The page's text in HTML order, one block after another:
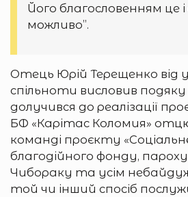
Його благословенням це і
можливо”.
Отець Юрій Терещенко від
спільноти висловив подяку
долучився до реалізації
БФ «Карітас Коломия» отцю
команді проєкту
благодійного фонду,
Чибораку та усім
той чи інший спосіб